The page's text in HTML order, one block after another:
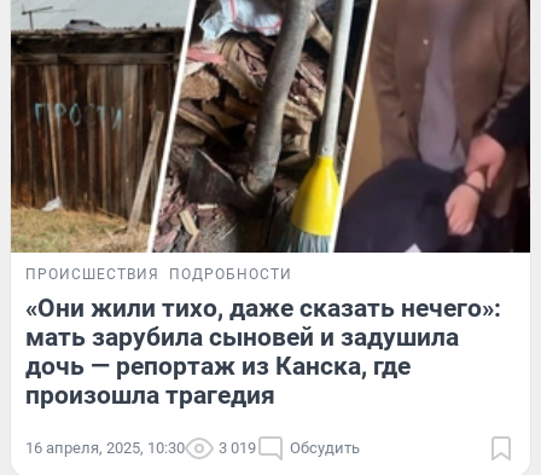
ПРОИСШЕСТВИЯ ПОДРОБНОСТИ
«Они жили тихо, даже сказать нечего»:
мать зарубила сыновей и задушила
дочь — репортаж из Канска, где
произошла трагедия
16 апреля, 2025, 10:30 3 019 Обсудить